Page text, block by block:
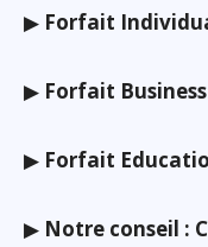
▶ Forfait
▶ Forfait Business
▶ Forfait
▶ Notre conseil :